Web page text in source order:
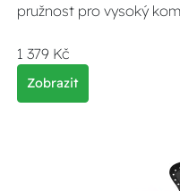
pružnost pro vysoký
1 379 Kč
Zobrazit